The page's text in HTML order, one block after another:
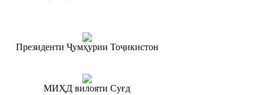
Президенти Ҷумҳурии Тоҷикистон
МИҲД вилояти Суғд